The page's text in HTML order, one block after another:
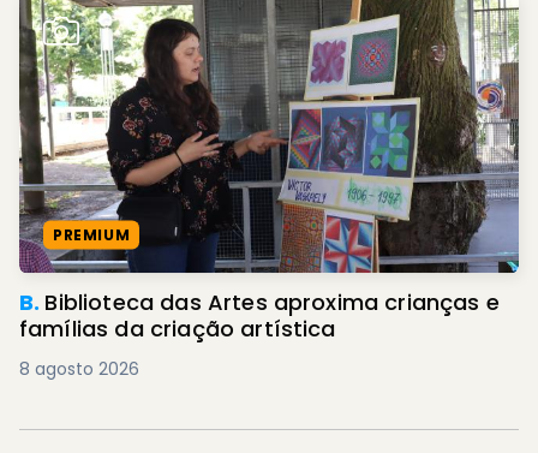
PREMIUM
B. Biblioteca das Artes aproxima crianças e
famílias da criação artística
8 agosto 2026